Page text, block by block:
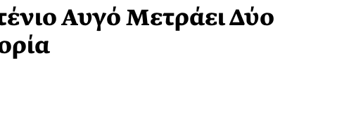
Αυγό Μετράει Δύο